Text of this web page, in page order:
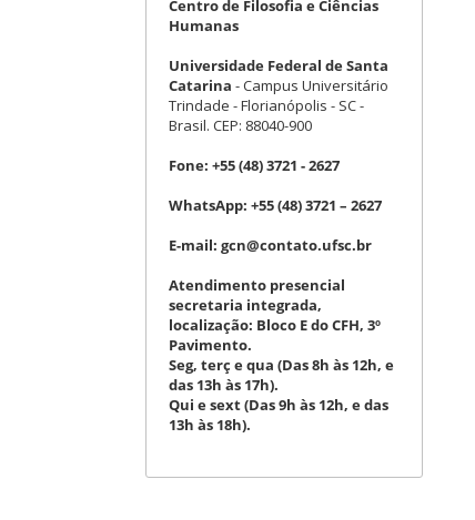
Centro de Filosofia e Ciências
Humanas
Universidade Federal de Santa
Catarina - Campus Universitário
Trindade - Florianópolis - SC -
Brasil. CEP: 88040-900
Fone: +55 (48) 3721 - 2627
WhatsApp: +55 (48) 3721 – 2627
E-mail: gcn@contato.ufsc.br
Atendimento presencial
secretaria integrada,
localização: Bloco E do CFH, 3º
Pavimento.
Seg, terç e qua (Das 8h às 12h, e
das 13h às 17h).
Qui e sext (Das 9h às 12h, e das
13h às 18h).